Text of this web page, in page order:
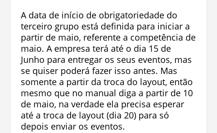
A data de início de obrigatoriedade do
terceiro grupo está definida para iniciar a
partir de maio, referente a competência de
maio. A empresa terá até o dia 15 de
Junho para entregar os seus eventos, mas
se quiser poderá fazer isso antes. Mas
somente a partir da troca do layout, então
mesmo que no manual diga a partir de 10
de maio, na verdade ela precisa esperar
até a troca de layout (dia 20) para só
depois enviar os eventos.